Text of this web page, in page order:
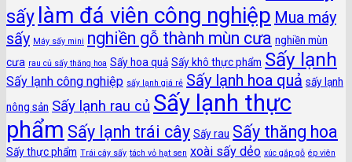
sấy làm đá viên công nghiệp Mua máy
sấy Máy sấy mini nghiền gỗ thành mùn cưa nghiền mùn
cưa rau củ sấy thăng hoa Sấy hoa quả Sấy khô thực phẩm Sấy lạnh
Sấy lạnh công nghiệp sấy lạnh giá rẻ Sấy lạnh hoa quả sấy lạnh
nông sản Sấy lạnh rau củ Sấy lạnh thực
phẩm Sấy lạnh trái cây Sấy rau Sấy thăng hoa
Sấy thực phẩm Trái cây sấy tách vỏ hạt sen xoài sấy dẻo xúc gắp gỗ ép viên